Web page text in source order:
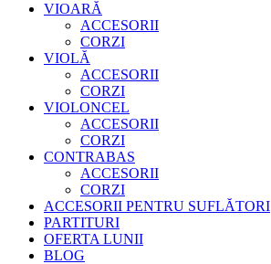
VIOARĂ
ACCESORII
CORZI
VIOLĂ
ACCESORII
CORZI
VIOLONCEL
ACCESORII
CORZI
CONTRABAS
ACCESORII
CORZI
ACCESORII PENTRU SUFLĂTORI
PARTITURI
OFERTA LUNII
BLOG